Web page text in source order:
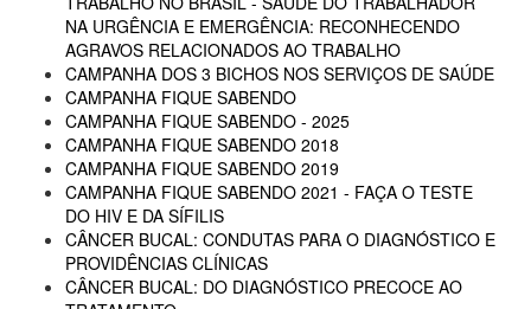
NA URGÊNCIA E EMERGÊNCIA: RECONHECENDO
AGRAVOS RELACIONADOS AO TRABALHO
CAMPANHA DOS 3 BICHOS NOS SERVIÇOS DE SAÚDE
CAMPANHA FIQUE SABENDO
CAMPANHA FIQUE SABENDO - 2025
CAMPANHA FIQUE SABENDO 2018
CAMPANHA FIQUE SABENDO 2019
CAMPANHA FIQUE SABENDO 2021 - FAÇA O TESTE
DO HIV E DA SÍFILIS
CÂNCER BUCAL: CONDUTAS PARA O DIAGNÓSTICO E
PROVIDÊNCIAS CLÍNICAS
CÂNCER BUCAL: DO DIAGNÓSTICO PRECOCE AO